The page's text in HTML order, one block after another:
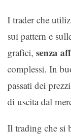
I trader che
sui pattern e
grafici, senza
complessi. In
passati dei
di uscita dal
Il trading che si